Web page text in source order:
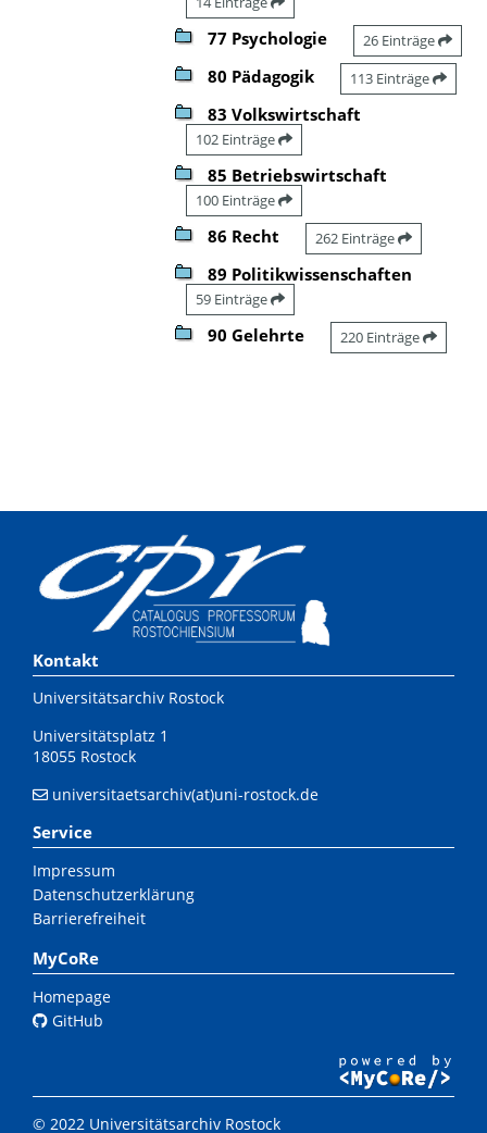
77 Psychologie 26 Einträge
80 Pädagogik 113 Einträge
83 Volkswirtschaft
102 Einträge
85 Betriebswirtschaft
100 Einträge
86 Recht 262 Einträge
89 Politikwissenschaften
59 Einträge
90 Gelehrte 220 Einträge
Kontakt
Universitätsarchiv Rostock
Universitätsplatz 1
18055 Rostock
universitaetsarchiv(at)uni-rostock.de
Service
Impressum
Datenschutzerklärung
Barrierefreiheit
MyCoRe
Homepage
GitHub
© 2022 Universitätsarchiv Rostock